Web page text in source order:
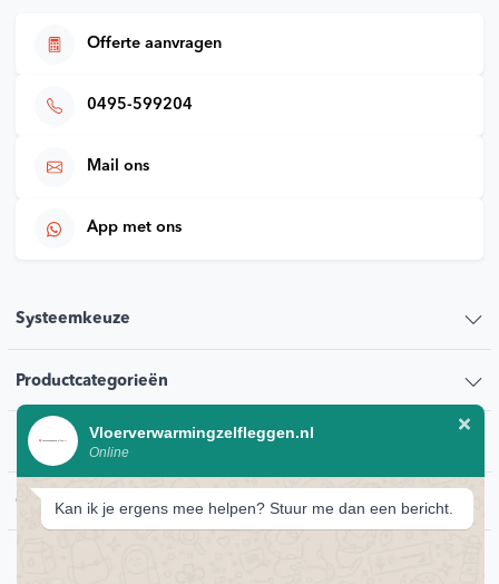
Offerte aanvragen
0495-599204
Mail ons
App met ons
Systeemkeuze
Productcategorieën
Klantenservice
Contact
Vloerverwarmingzelfleggen.nl
Online
Kan ik je ergens mee helpen? Stuur me dan een bericht.